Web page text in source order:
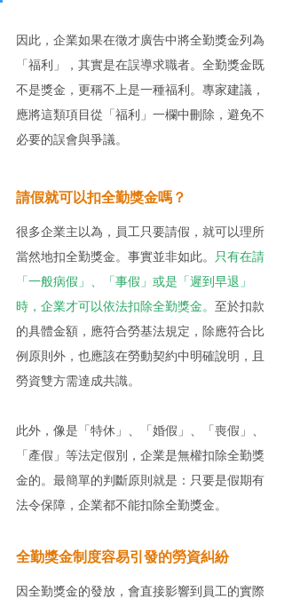
因此，企業如果在徵才廣告中將全勤獎金列為
「福利」，其實是在誤導求職者。全勤獎金既
不是獎金，更稱不上是一種福利。專家建議，
應將這類項目從「福利」一欄中刪除，避免不
必要的誤會與爭議。
請假就可以扣全勤獎金嗎？
很多企業主以為，員工只要請假，就可以理所
當然地扣全勤獎金。事實並非如此。 只有在請
「一般病假」、「事假」或是「遲到早退」
時，企業才可以依法扣除全勤獎金。 至於扣款
的具體金額，應符合勞基法規定，除應符合比
例原則外，也應該在勞動契約中明確說明，且
勞資雙方需達成共識。
此外，像是「特休」、「婚假」、「喪假」、
「產假」等法定假別，企業是無權扣除全勤獎
金的。最簡單的判斷原則就是：只要是假期有
法令保障，企業都不能扣除全勤獎金。
全勤獎金制度容易引發的勞資糾紛
因全勤獎金的發放，會直接影響到員工的實際